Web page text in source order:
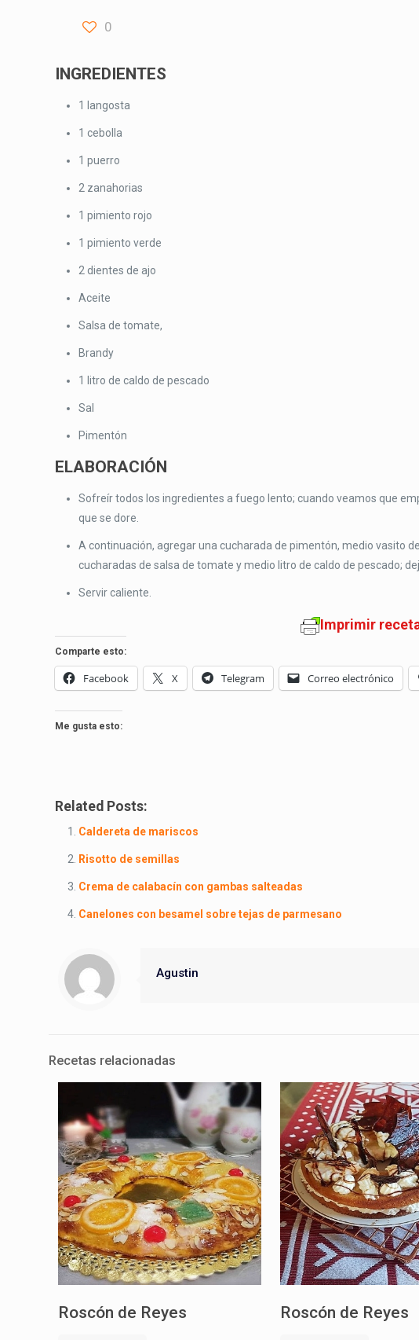
0
INGREDIENTES
1 langosta
1 cebolla
1 puerro
2 zanahorias
1 pimiento rojo
1 pimiento verde
2 dientes de ajo
Aceite
Salsa de tomate,
Brandy
1 litro de caldo de pescado
Sal
Pimentón
ELABORACIÓN
Sofreír todos los ingredientes a fuego lento; cuando veamos que
que se dore.
A continuación, agregar una cucharada de pimentón, medio vasito
cucharadas de salsa de tomate y medio litro de caldo de pescado;
Servir caliente.
Imprimir
Comparte esto:
Facebook X Telegram Correo electrónico
Me gusta esto:
Related Posts:
Caldereta de mariscos
Risotto de semillas
Crema de calabacín con gambas salteadas
Canelones con besamel sobre tejas de parmesano
Agustin
Recetas relacionadas
Roscón de Reyes Roscón de Reyes